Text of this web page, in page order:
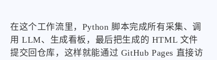
在这个工作流里，Python 脚本完成所有采集、调
用 LLM、生成看板，最后把生成的 HTML 文件
提交回仓库，这样就能通过 GitHub Pages 直接访